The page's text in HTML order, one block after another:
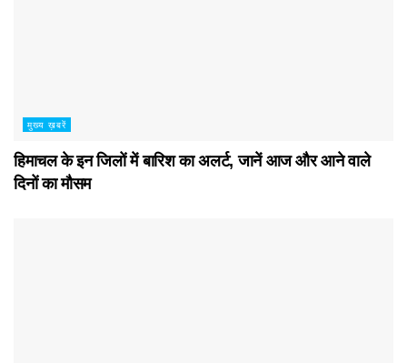
मुख्य ख़बरें
हिमाचल के इन जिलों में बारिश का अलर्ट, जानें आज और आने वाले
दिनों का मौसम